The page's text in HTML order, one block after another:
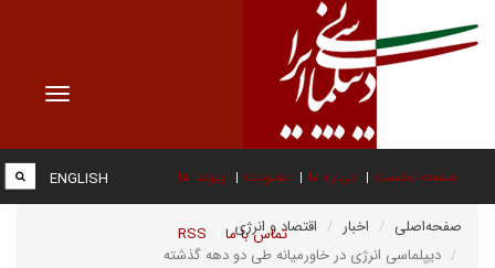
Toggle
صفحه نخست درباره ما عضویت پیوند ها
تماس با ما RSS
ENGLISH
صفحه‌اصلی اخبار
اقتصاد و انرژی
دیپلماسی انرژی در خاورمیانه طی دو دهه گذشته